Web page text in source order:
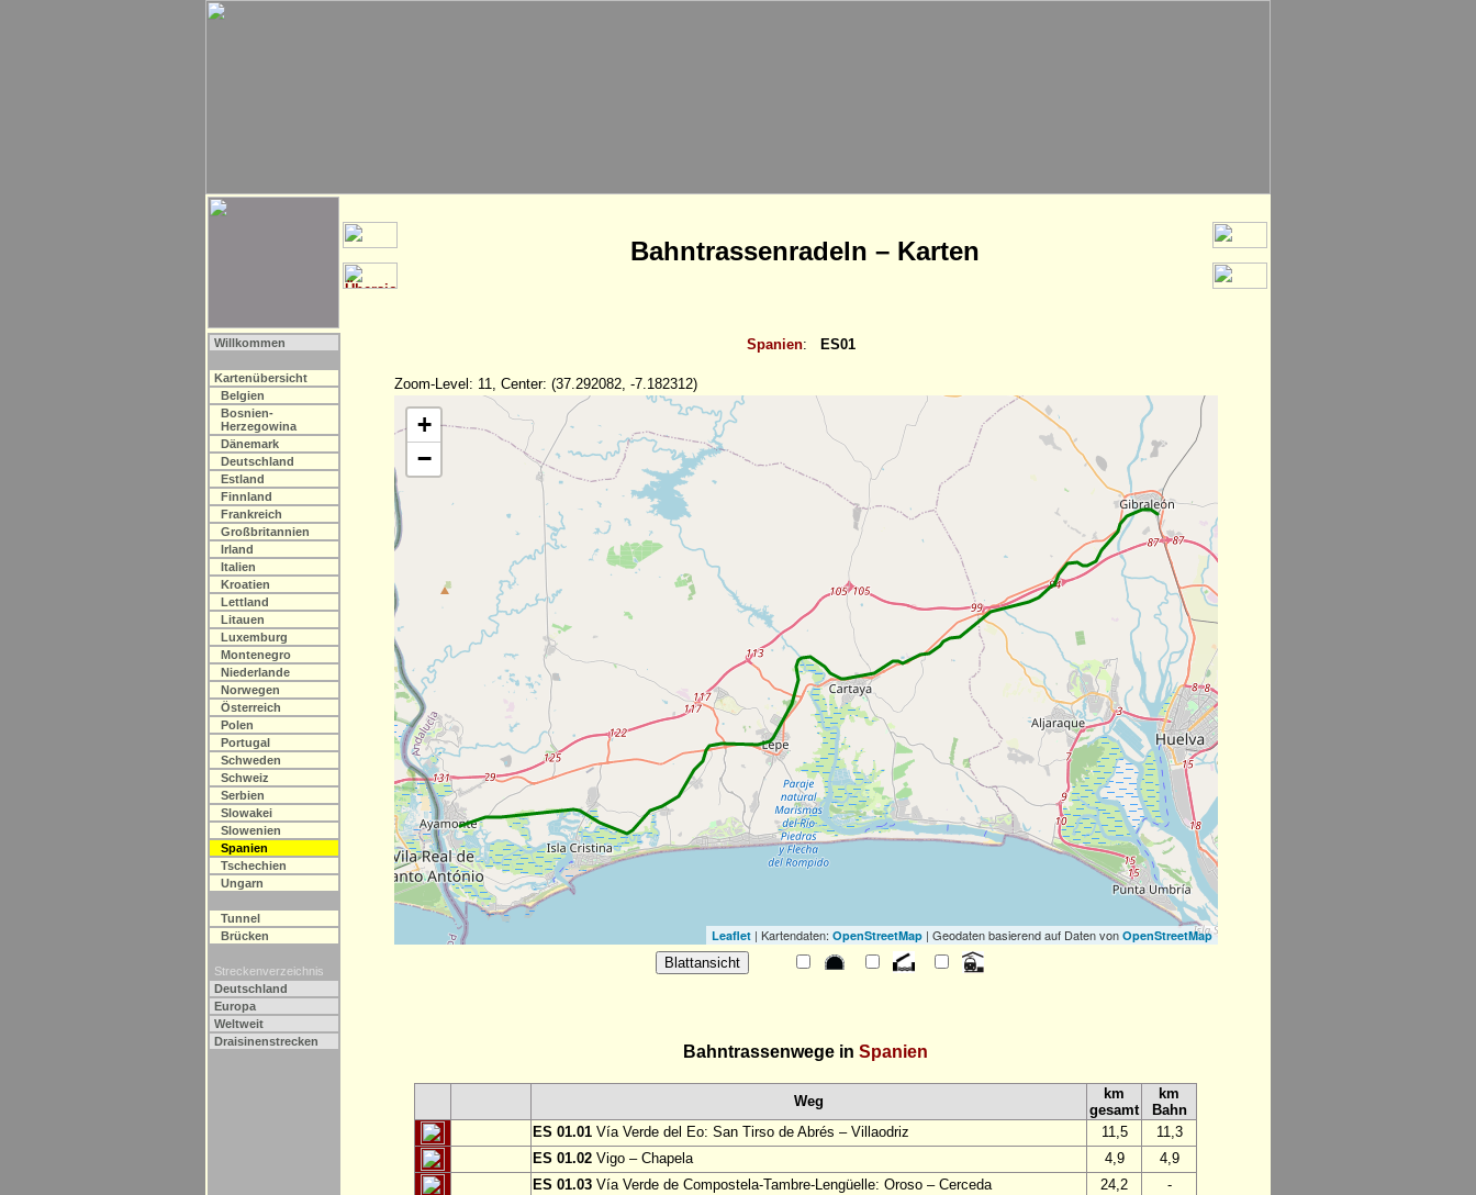
Bahntrassenradeln – Karten
Willkommen
Kartenübersicht
Belgien
Bosnien-
Herzegowina
Dänemark
Deutschland
Estland
Finnland
Frankreich
Großbritannien
Irland
Italien
Kroatien
Lettland
Litauen
Luxemburg
Montenegro
Niederlande
Norwegen
Österreich
Polen
Portugal
Schweden
Schweiz
Serbien
Slowakei
Slowenien
Spanien
Tschechien
Ungarn
Tunnel
Brücken
Streckenverzeichnis
Deutschland
Europa
Weltweit
Draisinenstrecken
Spanien: ES01
Zoom-Level: 11, Center: (37.292082, -7.182312)
+
−
Leaflet| Kartendaten: OpenStreetMap| Geodaten basierend auf Daten von OpenStreetMap
Bahntrassenwege in Spanien
Weg
km
gesamt
km
Bahn
ES 01.01 Vía Verde del Eo: San Tirso de Abrés – Villaodriz 11,5
11,3
ES 01.02 Vigo – Chapela 4,9
4,9
ES 01.03 Vía Verde de Compostela-Tambre-Lengüelle: Oroso – Cerceda 24,2
-